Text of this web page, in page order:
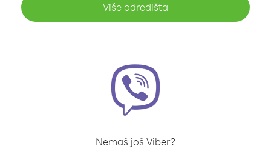
Više odredišta
Nemaš još Viber?